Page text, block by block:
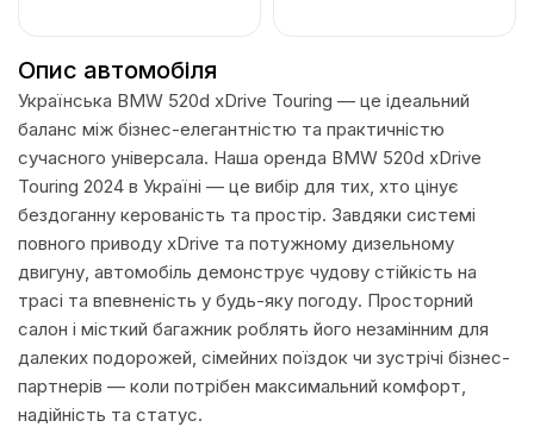
Опис автомобіля
Українська BMW 520d xDrive Touring — це ідеальний
баланс між бізнес-елегантністю та практичністю
сучасного універсала. Наша оренда BMW 520d xDrive
Touring 2024 в Україні — це вибір для тих, хто цінує
бездоганну керованість та простір. Завдяки системі
повного приводу xDrive та потужному дизельному
двигуну, автомобіль демонструє чудову стійкість на
трасі та впевненість у будь-яку погоду. Просторний
салон і місткий багажник роблять його незамінним для
далеких подорожей, сімейних поїздок чи зустрічі бізнес-
партнерів — коли потрібен максимальний комфорт,
надійність та статус.